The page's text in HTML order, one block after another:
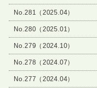
No.281（2025.04）
No.280（2025.01）
No.279（2024.10）
No.278（2024.07）
No.277（2024.04）